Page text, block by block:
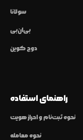
سولانا
بی‌ان‌بی
دوج کوین
راهنمای استفاده
نحوه ثبت‌نام و احراز هویت
نحوه معامله